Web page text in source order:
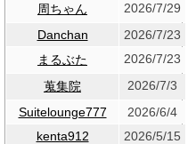
周ちゃん
2026/7/29
Danchan
2026/7/23
まるぶた
2026/7/23
蒐集院
2026/7/3
Suitelounge777
2026/6/4
kenta912
2026/5/15